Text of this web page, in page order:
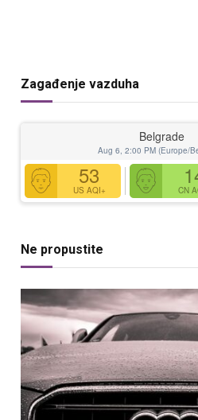
Zagađenje vazduha
Belgrade
Aug 6, 2:00 PM (Europe/
53
US AQI+ CN
Ne propustite